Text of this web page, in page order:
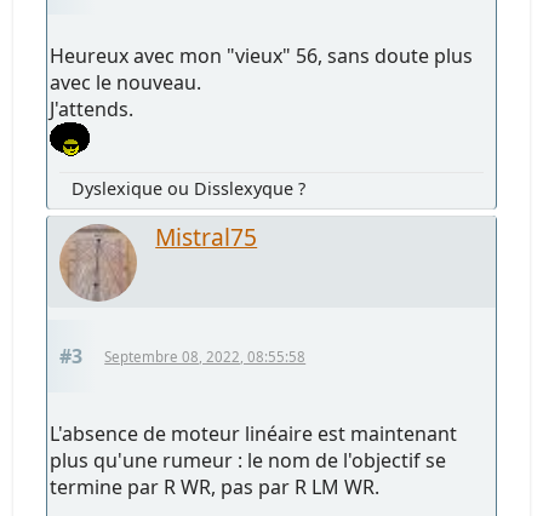
Heureux avec mon "vieux" 56, sans doute plus
avec le nouveau.
J'attends.
Dyslexique ou Disslexyque ?
Mistral75
#3 Septembre 08, 2022, 08:55:58
L'absence de moteur linéaire est maintenant
plus qu'une rumeur : le nom de l'objectif se
termine par R WR, pas par R LM WR.